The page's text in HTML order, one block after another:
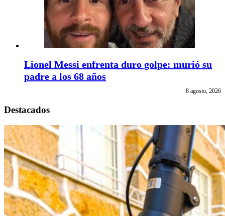
Lionel Messi enfrenta duro golpe: murió su
padre a los 68 años
8 agosto, 2026
Destacados